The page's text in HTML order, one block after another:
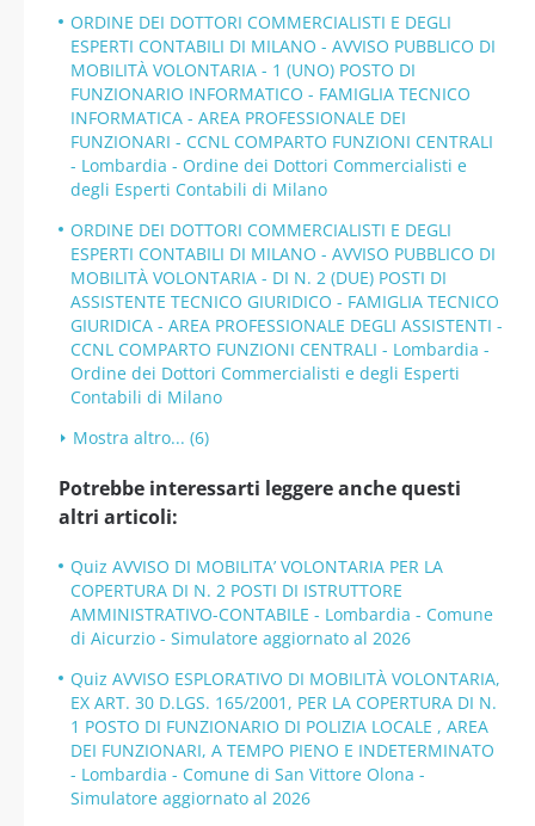
ORDINE DEI DOTTORI COMMERCIALISTI E DEGLI
ESPERTI CONTABILI DI MILANO - AVVISO PUBBLICO DI
MOBILITÀ VOLONTARIA - 1 (UNO) POSTO DI
FUNZIONARIO INFORMATICO - FAMIGLIA TECNICO
INFORMATICA - AREA PROFESSIONALE DEI
FUNZIONARI - CCNL COMPARTO FUNZIONI CENTRALI
- Lombardia - Ordine dei Dottori Commercialisti e
degli Esperti Contabili di Milano
ORDINE DEI DOTTORI COMMERCIALISTI E DEGLI
ESPERTI CONTABILI DI MILANO - AVVISO PUBBLICO DI
MOBILITÀ VOLONTARIA - DI N. 2 (DUE) POSTI DI
ASSISTENTE TECNICO GIURIDICO - FAMIGLIA TECNICO
GIURIDICA - AREA PROFESSIONALE DEGLI ASSISTENTI -
CCNL COMPARTO FUNZIONI CENTRALI - Lombardia -
Ordine dei Dottori Commercialisti e degli Esperti
Contabili di Milano
Mostra altro... (6)
Potrebbe interessarti leggere anche questi
altri articoli:
Quiz AVVISO DI MOBILITA’ VOLONTARIA PER LA
COPERTURA DI N. 2 POSTI DI ISTRUTTORE
AMMINISTRATIVO-CONTABILE - Lombardia - Comune
di Aicurzio - Simulatore aggiornato al 2026
Quiz AVVISO ESPLORATIVO DI MOBILITÀ VOLONTARIA,
EX ART. 30 D.LGS. 165/2001, PER LA COPERTURA DI N.
1 POSTO DI FUNZIONARIO DI POLIZIA LOCALE , AREA
DEI FUNZIONARI, A TEMPO PIENO E INDETERMINATO
- Lombardia - Comune di San Vittore Olona -
Simulatore aggiornato al 2026